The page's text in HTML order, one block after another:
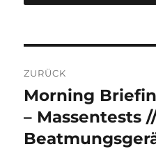
Navigation
ZURÜCK
Vorheriger
Beitrag:
Morning
– Massentests